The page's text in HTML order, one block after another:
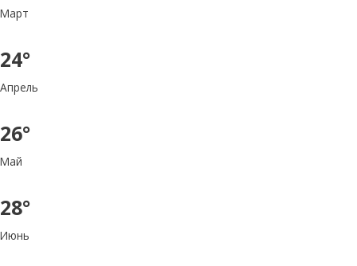
Март
24°
Апрель
26°
Май
28°
Июнь